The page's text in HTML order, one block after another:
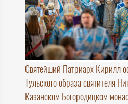
Святейший Патриарх Кирилл
Тульского образа святителя
Казанском Богородицком